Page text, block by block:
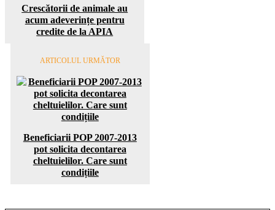
Crescătorii de animale au
acum adeverințe pentru
credite de la APIA
ARTICOLUL URMĂTOR
Beneficiarii POP 2007-2013
pot solicita decontarea
cheltuielilor. Care sunt
condițiile